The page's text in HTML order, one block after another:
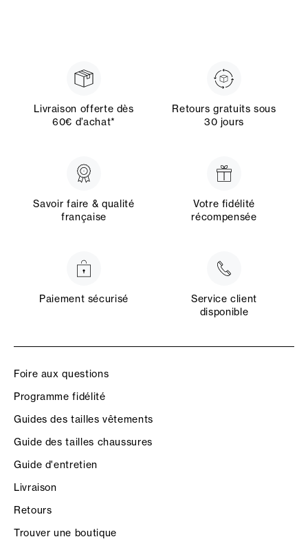
Livraison offerte dès
60€ d’achat*
Retours gratuits sous
30 jours
Savoir faire & qualité
française
Votre fidélité
récompensée
Paiement sécurisé
Service client
disponible
Foire aux questions
Programme fidélité
Guides des tailles vêtements
Guide des tailles chaussures
Guide d'entretien
Livraison
Retours
Trouver une boutique